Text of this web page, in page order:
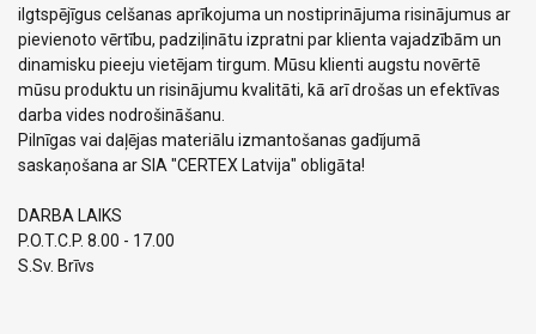
ilgtspējīgus celšanas aprīkojuma un nostiprinājuma risinājumus ar
pievienoto vērtību, padziļinātu izpratni par klienta vajadzībām un
dinamisku pieeju vietējam tirgum. Mūsu klienti augstu novērtē
mūsu produktu un risinājumu kvalitāti, kā arī drošas un efektīvas
darba vides nodrošināšanu.
Pilnīgas vai daļējas materiālu izmantošanas gadījumā
saskaņošana ar SIA "CERTEX Latvija" obligāta!
DARBA LAIKS
P.O.T.C.P. 8.00 - 17.00
S.Sv. Brīvs